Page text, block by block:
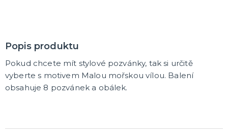
NOVINKY !
Nové kostýmy a doplňky
Popis produktu
Pokud chcete mít stylové pozvánky, tak si určitě
vyberte s motivem Malou mořskou vílou. Balení
obsahuje 8 pozvánek a obálek.